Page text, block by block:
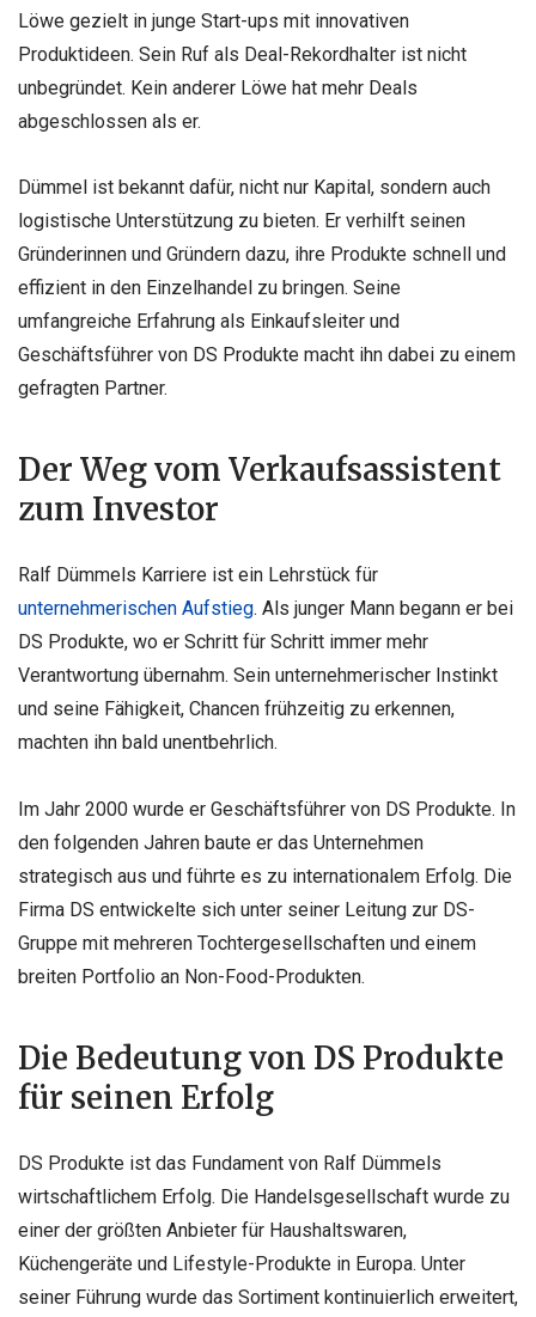
Löwe gezielt in junge Start-ups mit innovativen
Produktideen. Sein Ruf als Deal-Rekordhalter ist nicht
unbegründet. Kein anderer Löwe hat mehr Deals
abgeschlossen als er.
Dümmel ist bekannt dafür, nicht nur Kapital, sondern auch
logistische Unterstützung zu bieten. Er verhilft seinen
Gründerinnen und Gründern dazu, ihre Produkte schnell und
effizient in den Einzelhandel zu bringen. Seine
umfangreiche Erfahrung als Einkaufsleiter und
Geschäftsführer von DS Produkte macht ihn dabei zu einem
gefragten Partner.
Der Weg vom Verkaufsassistent
zum Investor
Ralf Dümmels Karriere ist ein Lehrstück für
unternehmerischen Aufstieg. Als junger Mann begann er bei
DS Produkte, wo er Schritt für Schritt immer mehr
Verantwortung übernahm. Sein unternehmerischer Instinkt
und seine Fähigkeit, Chancen frühzeitig zu erkennen,
machten ihn bald unentbehrlich.
Im Jahr 2000 wurde er Geschäftsführer von DS Produkte. In
den folgenden Jahren baute er das Unternehmen
strategisch aus und führte es zu internationalem Erfolg. Die
Firma DS entwickelte sich unter seiner Leitung zur DS-
Gruppe mit mehreren Tochtergesellschaften und einem
breiten Portfolio an Non-Food-Produkten.
Die Bedeutung von DS Produkte
für seinen Erfolg
DS Produkte ist das Fundament von Ralf Dümmels
wirtschaftlichem Erfolg. Die Handelsgesellschaft wurde zu
einer der größten Anbieter für Haushaltswaren,
Küchengeräte und Lifestyle-Produkte in Europa. Unter
seiner Führung wurde das Sortiment kontinuierlich erweitert,